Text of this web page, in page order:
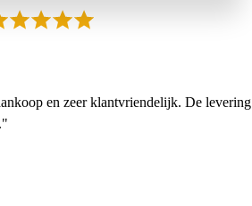
en zeer klantvriendelijk. De